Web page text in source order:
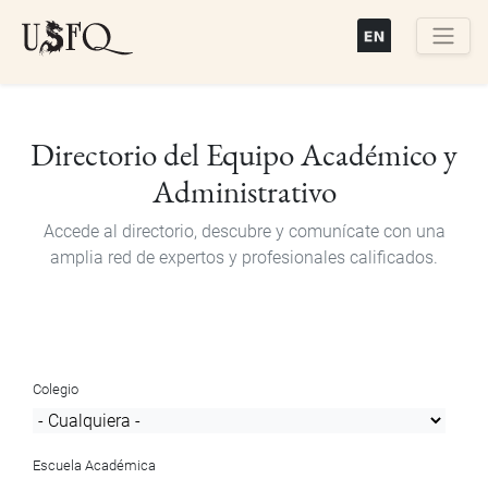
Directorio del Equipo Académico y
Administrativo
Accede al directorio, descubre y comunícate con una
amplia red de expertos y profesionales calificados.
Colegio
Escuela Académica